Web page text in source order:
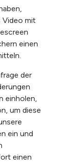
Video mit
einen
der
einholen,
um diese
ein und
einen